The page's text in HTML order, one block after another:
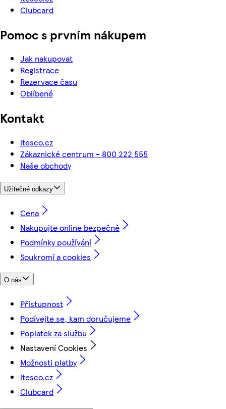
Clubcard
Pomoc s prvním nákupem
Jak nakupovat
Registrace
Rezervace času
Oblíbené
Kontakt
itesco.cz
Zákaznické centrum - 800 222 555
Naše obchody
Užitečné odkazy
Cena
Nakupujte online bezpečně
Podmínky používání
Soukromí a cookies
O nás
Přístupnost
Podívejte se, kam doručujeme
Poplatek za službu
Nastavení Cookies
Možnosti platby
itesco.cz
Clubcard